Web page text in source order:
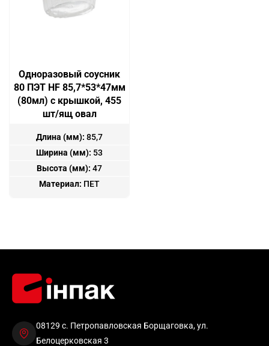
Одноразовый соусник
80 ПЭТ HF 85,7*53*47мм
(80мл) с крышкой, 455
шт/ящ овал
Длина (мм): 85,7
Ширина (мм): 53
Высота (мм): 47
Материал: ПЕТ
08129 с. Петропавловская Борщаговка, ул.
Белоцерковская 3